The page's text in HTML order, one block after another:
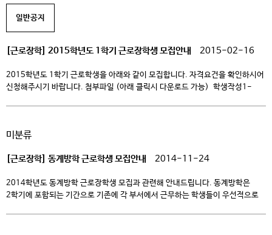
직전학기 성적 2.0(70점/100점 만점) 이상 (※ 단, 신입생 및 […]
일반공지
[근로장학] 2015학년도 1학기 근로장학생 모집안내 2015-02-16
2015학년도 1학기 근로학생을 아래와 같이 모집합니다. 자격요건을 확인하시어
신청해주시기 바랍니다. 첨부파일 (아래 클릭시 다운로드 가능) 학생작성1-
전액 지원 자격요건 공통 – 재학생 – 한국장학재단 국가장학 신청생 –
미분류
[근로장학] 동계방학 근로학생 모집안내 2014-11-24
2014학년도 동계방학 근로장학생 모집과 관련해 안내드립니다. 동계방학은
2학기에 포함되는 기간으로 기존에 각 부서에서 근무하는 학생들이 우선적으로